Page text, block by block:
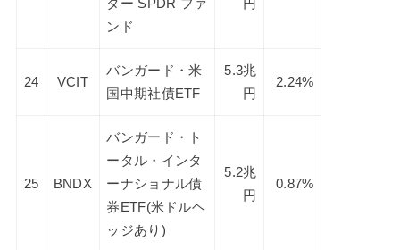
ター SPDR ファ
ンド
円
24 VCIT
バンガード・米
国中期社債ETF
5.3兆
円
2.24%
25 BNDX
バンガード・ト
ータル・インタ
ーナショナル債
券ETF(米ドルヘ
ッジあり)
5.2兆
円
0.87%